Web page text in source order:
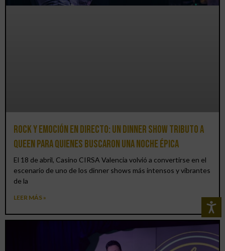
Rock y emoción en directo: un Dinner Show Tributo a
Queen para quienes buscaron una noche épica
El 18 de abril, Casino CIRSA Valencia volvió a convertirse en el
escenario de uno de los dinner shows más intensos y vibrantes
de la
LEER MÁS »